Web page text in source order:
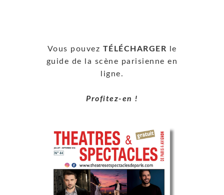
Vous pouvez TÉLÉCHARGER le
guide de la scène parisienne en
ligne.
Profitez-en !